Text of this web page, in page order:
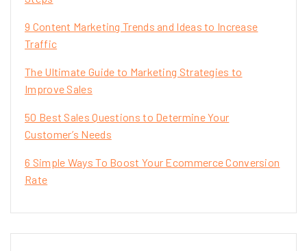
9 Content Marketing Trends and Ideas to Increase
Traffic
The Ultimate Guide to Marketing Strategies to
Improve Sales
50 Best Sales Questions to Determine Your
Customer’s Needs
6 Simple Ways To Boost Your Ecommerce Conversion
Rate